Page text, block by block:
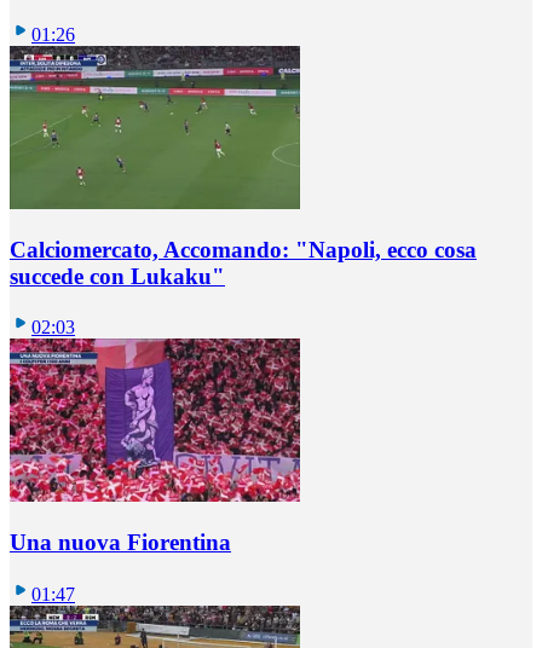
01:26
Calciomercato, Accomando: "Napoli, ecco cosa
succede con Lukaku"
02:03
Una nuova Fiorentina
01:47